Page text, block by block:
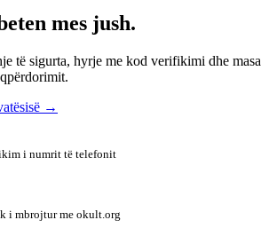
mes jush.
të sigurta, hyrje me kod verifikimi dhe masa
→
i numrit të telefonit
i mbrojtur me okult.org